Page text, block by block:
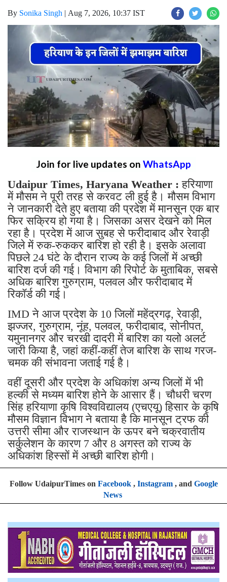
By Sonika Singh | Aug 7, 2026, 10:37 IST
Join for live updates on WhatsApp
Udaipur Times, Haryana Weather :हरियाणा
में मौसम ने पूरी तरह से करवट ली हुई है। मौसम विभाग
ने जानकारी देते हुए बताया की प्रदेश में मानसून एक बार
फिर सक्रिय हो गया है। जिसका असर देखने को मिल
रहा है। प्रदेश में आज सुबह से फरीदाबाद और रेवाड़ी
जिले में रुक-रुककर बारिश हो रही है। इसके अलावा
पिछले 24 घंटे के दौरान राज्य के कई जिलों में अच्छी
बारिश दर्ज की गई। विभाग की रिपोर्ट के मुताबिक, सबसे
अधिक बारिश गुरुग्राम, पलवल और फरीदाबाद में
रिकॉर्ड की गई।
IMD ने आज प्रदेश के 10 जिलों महेंद्रगढ़, रेवाड़ी,
झज्जर, गुरुग्राम, नूंह, पलवल, फरीदाबाद, सोनीपत,
यमुनानगर और चरखी दादरी में बारिश का यलो अलर्ट
जारी किया है, जहां कहीं-कहीं तेज बारिश के साथ गरज-
चमक की संभावना जताई गई है।
वहीं दूसरी और प्रदेश के अधिकांश अन्य जिलों में भी
हल्की से मध्यम बारिश होने के आसार हैं। चौधरी चरण
सिंह हरियाणा कृषि विश्वविद्यालय (एचएयू) हिसार के कृषि
मौसम विज्ञान विभाग ने बताया है कि मानसून ट्रफ की
उत्तरी सीमा और राजस्थान के ऊपर बने चक्रवातीय
सर्कुलेशन के कारण 7 और 8 अगस्त को राज्य के
अधिकांश हिस्सों में अच्छी बारिश होगी।
Follow UdaipurTimes on Facebook, Instagram, and Google
News